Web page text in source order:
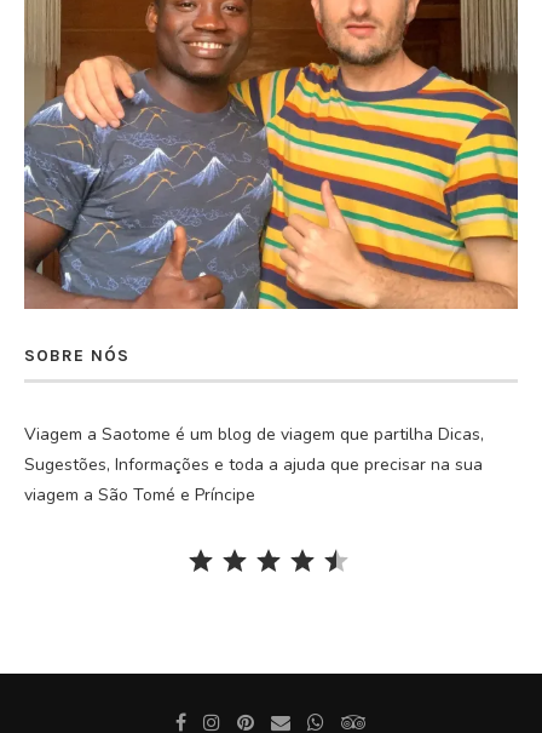
SOBRE NÓS
Viagem a Saotome é um blog de viagem que partilha Dicas,
Sugestões, Informações e toda a ajuda que precisar na sua
viagem a São Tomé e Príncipe